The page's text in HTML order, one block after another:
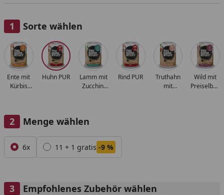
Sorte wählen
Alle anzeigen (6)
Ente mit
Kürbis
Huhn PUR
Lamm mit
Zucchini
Rind PUR
Truthahn
mit
Wild mit
Menge wählen
Alle anzeigen (2)
6x 11 + 1 gratis -9 %
Empfohlenes Zubehör wählen